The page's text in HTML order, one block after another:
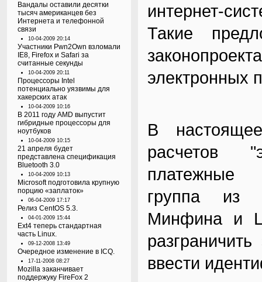
Вандалы оставили десятки
тысяч американцев без
Интернета и телефонной
связи
10-04-2009 20:14
Участники Pwn2Own взломали
IE8, Firefox и Safari за
считанные секунды
10-04-2009 20:11
Процессоры Intel
потенциально уязвимы для
хакерских атак
10-04-2009 10:16
В 2011 году AMD выпустит
гибридные процессоры для
ноутбуков
10-04-2009 10:15
21 апреля будет
представлена спецификация
Bluetooth 3.0
10-04-2009 10:13
Microsoft подготовила крупную
порцию «заплаток»
06-04-2009 17:17
Релиз CentOS 5.3.
04-01-2009 15:44
Ext4 теперь стандартная
часть Linux.
09-12-2008 13:49
Очередное изменение в ICQ.
17-11-2008 08:27
Mozilla заканчивает
поддержуку FireFox 2
интернет-
Такие
электронных
В
расчетов
платежные
группа из
Минфина и
ввести